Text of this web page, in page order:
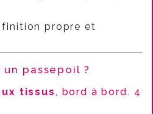
finition propre et
passepoil ?
tissus , bord à bord. 4